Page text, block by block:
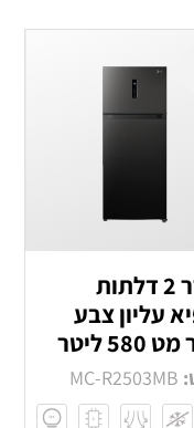
מקרר 2 דלתות
עליון צבע
ליטר
MC-R2503MB